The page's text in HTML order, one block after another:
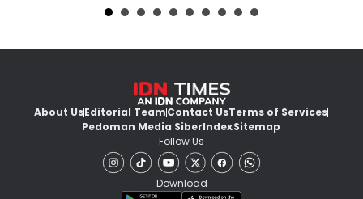
About UsEditorial TeamContact UsTerms of Services
Pedoman Media SiberIndexSitemap
Follow Us
Download